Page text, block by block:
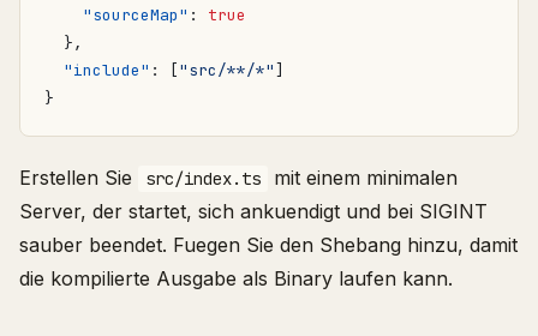
"sourceMap" :
true
},
"include" : ["src/**/*"]
}
Erstellen Sie src/index.ts
mit einem minimalen
Server, der startet, sich ankuendigt und bei SIGINT
sauber beendet. Fuegen Sie den Shebang hinzu, damit
die kompilierte Ausgabe als Binary laufen kann.